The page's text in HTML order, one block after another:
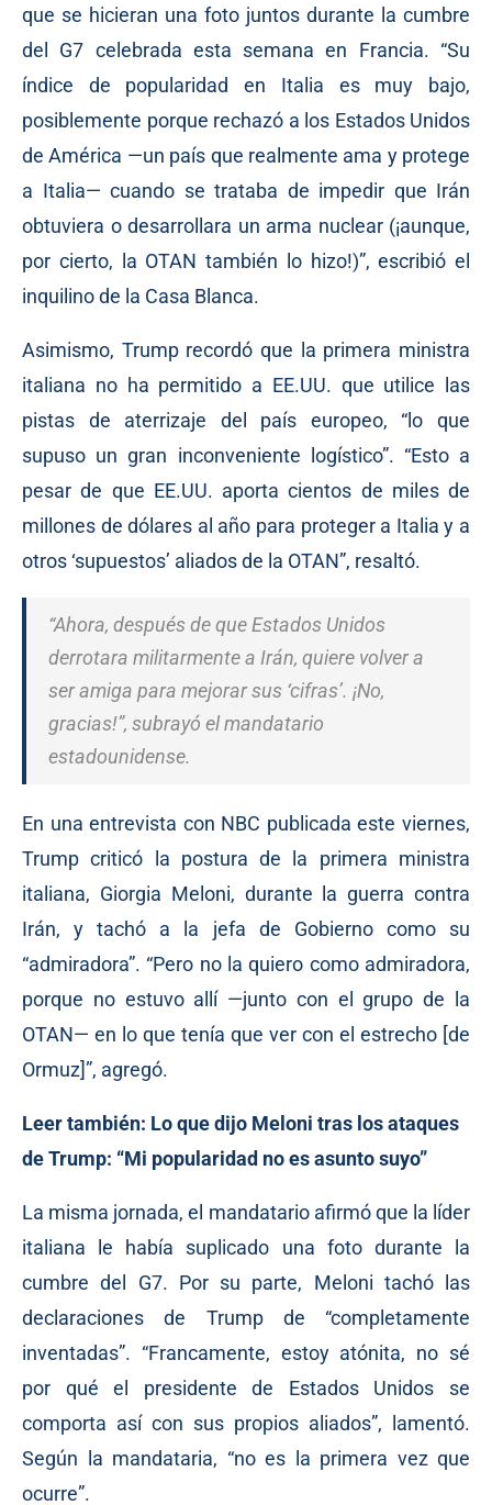
que se hicieran una foto juntos durante la cumbre
del G7 celebrada esta semana en Francia. “Su
índice de popularidad en Italia es muy bajo,
posiblemente porque rechazó a los Estados Unidos
de América —un país que realmente ama y protege
a Italia— cuando se trataba de impedir que Irán
obtuviera o desarrollara un arma nuclear (¡aunque,
por cierto, la OTAN también lo hizo!)”, escribió el
inquilino de la Casa Blanca.
Asimismo, Trump recordó que la primera ministra
italiana no ha permitido a EE.UU. que utilice las
pistas de aterrizaje del país europeo, “lo que
supuso un gran inconveniente logístico”. “Esto a
pesar de que EE.UU. aporta cientos de miles de
millones de dólares al año para proteger a Italia y a
otros ‘supuestos’ aliados de la OTAN”, resaltó.
“Ahora, después de que Estados Unidos
derrotara militarmente a Irán, quiere volver a
ser amiga para mejorar sus ‘cifras’. ¡No,
gracias!”, subrayó el mandatario
estadounidense.
En una entrevista con NBC publicada este viernes,
Trump criticó la postura de la primera ministra
italiana, Giorgia Meloni, durante la guerra contra
Irán, y tachó a la jefa de Gobierno como su
“admiradora”. “Pero no la quiero como admiradora,
porque no estuvo allí —junto con el grupo de la
OTAN— en lo que tenía que ver con el estrecho [de
Ormuz]”, agregó.
Leer también: Lo que dijo Meloni tras los ataques
de Trump: “Mi popularidad no es asunto suyo”
La misma jornada, el mandatario afirmó que la líder
italiana le había suplicado una foto durante la
cumbre del G7. Por su parte, Meloni tachó las
declaraciones de Trump de “completamente
inventadas”. “Francamente, estoy atónita, no sé
por qué el presidente de Estados Unidos se
comporta así con sus propios aliados”, lamentó.
Según la mandataria, “no es la primera vez que
ocurre”.